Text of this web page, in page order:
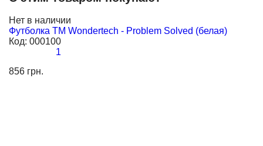
Нет в наличии
Футболка TM Wondertech - Problem Solved (белая)
Код: 000100
1
856 грн.